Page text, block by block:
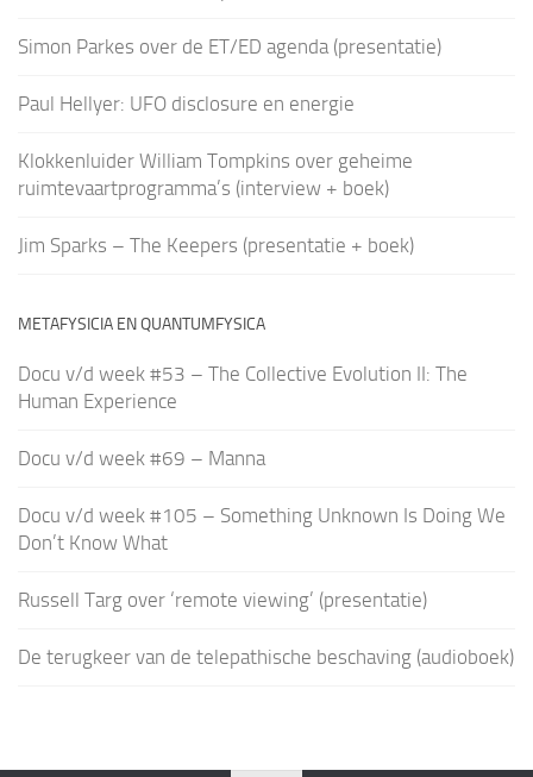
Simon Parkes over de ET/ED agenda (presentatie)
Paul Hellyer: UFO disclosure en energie
Klokkenluider William Tompkins over geheime
ruimtevaartprogramma’s (interview + boek)
Jim Sparks – The Keepers (presentatie + boek)
METAFYSICIA EN QUANTUMFYSICA
Docu v/d week #53 – The Collective Evolution II: The
Human Experience
Docu v/d week #69 – Manna
Docu v/d week #105 – Something Unknown Is Doing We
Don’t Know What
Russell Targ over ‘remote viewing’ (presentatie)
De terugkeer van de telepathische beschaving (audioboek)